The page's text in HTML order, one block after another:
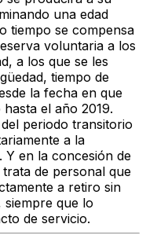
una edad
tiempo se compensa
voluntaria a los
a los que se les
tiempo de
la fecha en que
el año 2019.
periodo transitorio
a la
Y en la concesión de
de personal que
a retiro sin
que lo
de servicio.